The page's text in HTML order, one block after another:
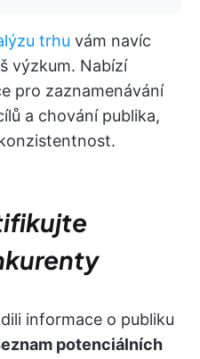
trhu vám navíc
výzkum. Nabízí
pro zaznamenávání
a chování publika,
informace o publiku
potenciálních